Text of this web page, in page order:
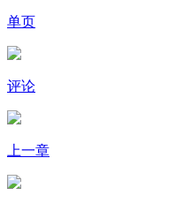
单页
评论
上一章